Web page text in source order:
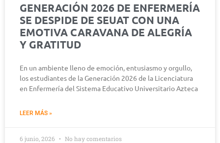
GENERACIÓN 2026 DE ENFERMERÍA
SE DESPIDE DE SEUAT CON UNA
EMOTIVA CARAVANA DE ALEGRÍA
Y GRATITUD
En un ambiente lleno de emoción, entusiasmo y orgullo,
los estudiantes de la Generación 2026 de la Licenciatura
en Enfermería del Sistema Educativo Universitario Azteca
LEER MÁS »
6 junio, 2026 No hay comentarios